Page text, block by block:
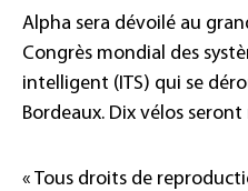
Alpha sera dévoilé au
Congrès mondial des
intelligent (ITS) qui se
Bordeaux. Dix vélos
« Tous droits de